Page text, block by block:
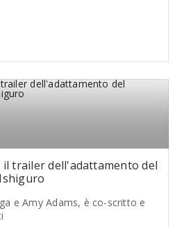
il trailer dell'adattamento del
e Amy Adams, è co-scritto e